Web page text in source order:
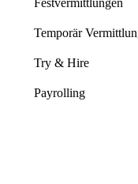
Festvermittlungen
Temporär
Try & Hire
Payrolling